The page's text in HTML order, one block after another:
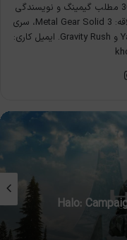
به نام خدا - سلام، سابقه‌ی نوشتن بیش از 3000 مطلب گیمینگ و نویسندگی
در بزرگ‌ترین سایت‌های ایران. بازی‌های مورد علاقه: Metal Gear Solid 3، سری
Devil May Cry، فرنچایز Yakuza: Like a Dragon و Gravity Rush. ایمیل کاری:
نسل نهم